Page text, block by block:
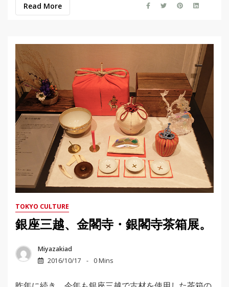
Read More
TOKYO CULTURE
銀座三越、金閣寺・銀閣寺茶箱展。
Miyazakiad
2016/10/17
0 Mins